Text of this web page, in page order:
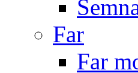
Far
Far